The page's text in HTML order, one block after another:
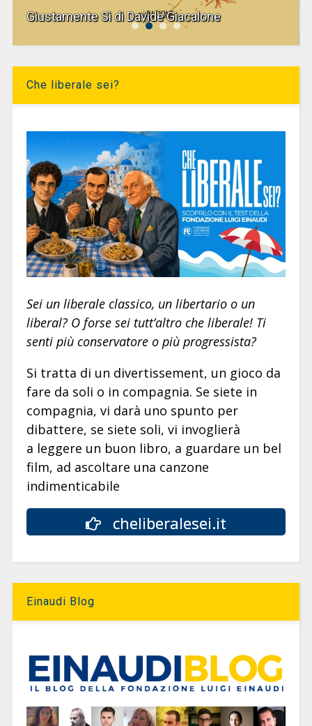
Giustamente Sì di Davide Giacalone
Che liberale sei?
Sei un liberale classico, un libertario o un
liberal? O forse sei tutt’altro che liberale! Ti
senti più conservatore o più progressista?
Si tratta di un divertissement, un gioco da
fare da soli o in compagnia. Se siete in
compagnia, vi darà uno spunto per
dibattere, se siete soli, vi invoglierà
a leggere un buon libro, a guardare un bel
film, ad ascoltare una canzone
indimenticabile
cheliberalesei.it
Einaudi Blog